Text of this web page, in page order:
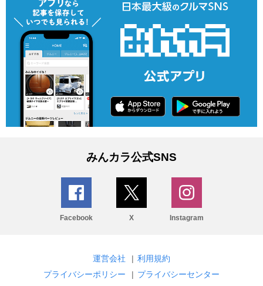
みんカラ公式SNS
Facebook X Instagram
運営会社 | 利用規約
プライバシーポリシー
| プライバシーセンター